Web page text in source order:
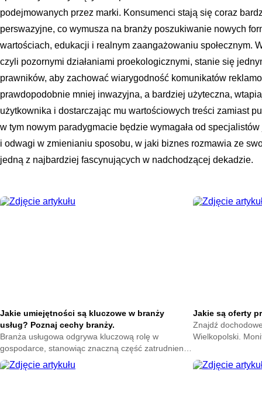
podejmowanych przez marki. Konsumenci stają się coraz
perswazyjne, co wymusza na branży poszukiwanie nowych
wartościach, edukacji i realnym zaangażowaniu społecznym.
czyli pozornymi działaniami proekologicznymi, stanie się
prawników, aby zachować wiarygodność komunikatów
prawdopodobnie mniej inwazyjna, a bardziej użyteczna,
użytkownika i dostarczając mu wartościowych treści zamiast
w tym nowym paradygmacie będzie wymagała od
i odwagi w zmienianiu sposobu, w jaki biznes rozmawia ze
jedną z najbardziej fascynujących w nadchodzącej dekadzie.
Jakie umiejętności są kluczowe w branży
usług? Poznaj cechy branży.
Branża usługowa odgrywa kluczową rolę w
gospodarce, stanowiąc znaczną część zatrudnienia
i wpływając na rozwój wielu sektorów. W miarę jak
rynek pracy ewoluuje, umiejętności wymagane w tej
Jakie są oferty
Znajdź
Wielkopolski.
zawodową.